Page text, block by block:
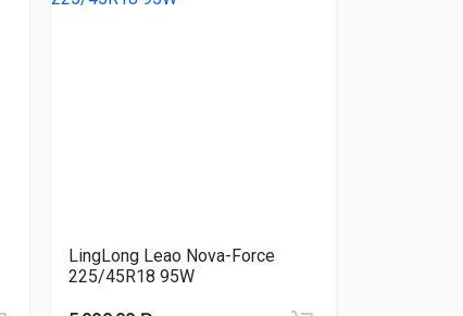
LingLong Leao Nova-Force
225/45R18 95W